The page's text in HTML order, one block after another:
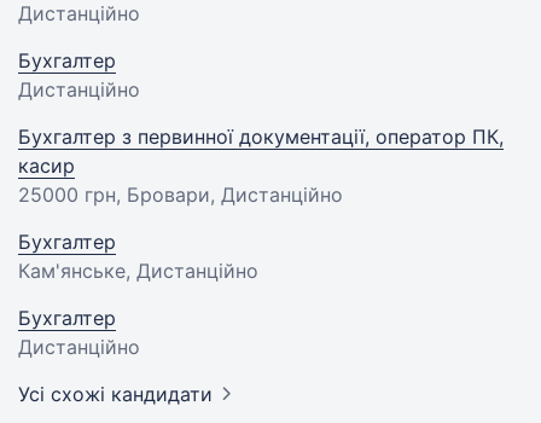
Дистанційно
Бухгалтер
Дистанційно
Бухгалтер з первинної документації, оператор ПК,
касир
25000 грн, Бровари, Дистанційно
Бухгалтер
Кам'янське, Дистанційно
Бухгалтер
Дистанційно
Усі схожі кандидати